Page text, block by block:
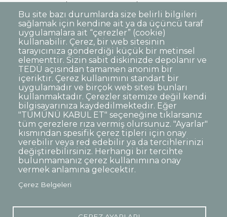
Bu site bazı durumlarda size belirli bilgileri
sağlamak için kendine ait ya da üçüncü taraf
uygulamalara ait “çerezler” (cookie)
kullanabilir. Çerez, bir web sitesinin
tarayıcınıza gönderdiği küçük bir metinsel
elementtir. Sizin sabit diskinizde depolanır ve
TEDÜ açısından tamamen anonim bir
içeriktir. Çerez kullanımını standart bir
uygulamadır ve birçok web sitesi bunları
kullanmaktadır. Çerezler sitemize değil kendi
bilgisayarınıza kaydedilmektedir. Eğer
"TÜMÜNÜ KABUL ET" seçeneğine tıklarsanız
tüm çerezlere rıza vermiş olursunuz. "Ayarlar"
kısmından spesifik çerez tipleri için onay
verebilir veya red edebilir ya da tercihlerinizi
değiştirebilirsiniz. Herhangi bir tercihte
bulunmamanız çerez kullanımına onay
vermek anlamına gelecektir.
Çerez Belgeleri
Gizlilik Politikası
Sorumluluk Reddi
Açık Rıza
Kurumsal Kimlik
© TED Üniversitesi. Ziya Gökalp Caddesi No:48 06420, Kolej
Çankaya ANKARA
TED
Üniversitesi
Twitter
sayfası
TED
Üniversitesi
YouTube
kanalı
TED
Üniversitesi
Facebook
sayfası
TED
Üniversitesi
Instagram
sayfası
TED
Üniversitesi
LinkedIn
sayfası
WhatsApp
ile
iletişime
geç